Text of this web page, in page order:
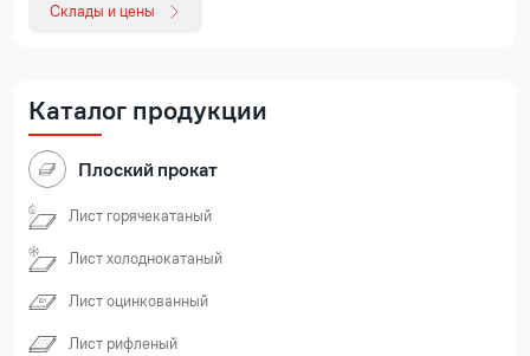
Склады и цены
Каталог продукции
Плоский прокат
Лист горячекатаный
Лист холоднокатаный
Лист оцинкованный
Лист рифленый